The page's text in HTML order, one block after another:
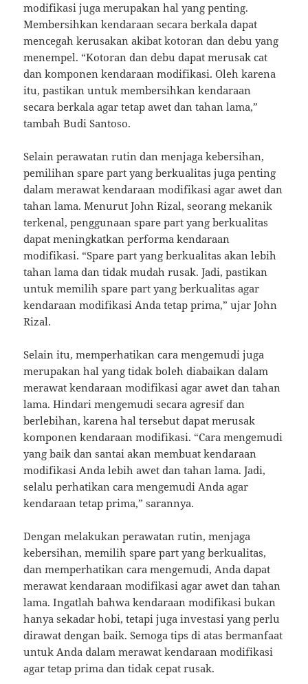
modifikasi juga merupakan hal yang penting.
Membersihkan kendaraan secara berkala dapat
mencegah kerusakan akibat kotoran dan debu yang
menempel. “Kotoran dan debu dapat merusak cat
dan komponen kendaraan modifikasi. Oleh karena
itu, pastikan untuk membersihkan kendaraan
secara berkala agar tetap awet dan tahan lama,”
tambah Budi Santoso.
Selain perawatan rutin dan menjaga kebersihan,
pemilihan spare part yang berkualitas juga penting
dalam merawat kendaraan modifikasi agar awet dan
tahan lama. Menurut John Rizal, seorang mekanik
terkenal, penggunaan spare part yang berkualitas
dapat meningkatkan performa kendaraan
modifikasi. “Spare part yang berkualitas akan lebih
tahan lama dan tidak mudah rusak. Jadi, pastikan
untuk memilih spare part yang berkualitas agar
kendaraan modifikasi Anda tetap prima,” ujar John
Rizal.
Selain itu, memperhatikan cara mengemudi juga
merupakan hal yang tidak boleh diabaikan dalam
merawat kendaraan modifikasi agar awet dan tahan
lama. Hindari mengemudi secara agresif dan
berlebihan, karena hal tersebut dapat merusak
komponen kendaraan modifikasi. “Cara mengemudi
yang baik dan santai akan membuat kendaraan
modifikasi Anda lebih awet dan tahan lama. Jadi,
selalu perhatikan cara mengemudi Anda agar
kendaraan tetap prima,” sarannya.
Dengan melakukan perawatan rutin, menjaga
kebersihan, memilih spare part yang berkualitas,
dan memperhatikan cara mengemudi, Anda dapat
merawat kendaraan modifikasi agar awet dan tahan
lama. Ingatlah bahwa kendaraan modifikasi bukan
hanya sekadar hobi, tetapi juga investasi yang perlu
dirawat dengan baik. Semoga tips di atas bermanfaat
untuk Anda dalam merawat kendaraan modifikasi
agar tetap prima dan tidak cepat rusak.